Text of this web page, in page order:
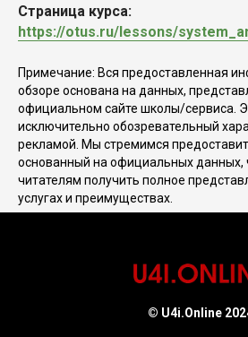
Страница курса:
https://otus.ru/lessons/
Примечание: Вся предоставленная
обзоре основана на данных,
официальном сайте школы/сервиса.
исключительно обозревательный
рекламой. Мы стремимся
основанный на официальных данных,
читателям получить полное
услугах и преимуществах.
© U4i.Online